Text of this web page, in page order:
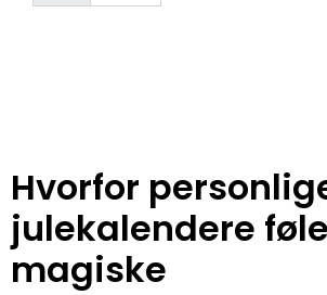
Hvorfor
julekalendere
magiske